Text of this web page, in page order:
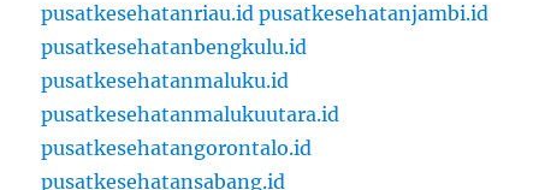
pusatkesehatanriau.id pusatkesehatanjambi.id
pusatkesehatanbengkulu.id
pusatkesehatanmaluku.id
pusatkesehatanmalukuutara.id
pusatkesehatangorontalo.id
pusatkesehatansabang.id